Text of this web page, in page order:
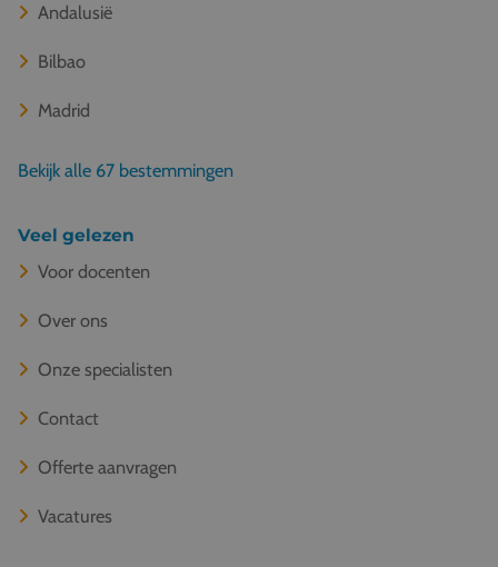
Andalusië
Bilbao
Madrid
Bekijk alle 67 bestemmingen
Veel gelezen
Voor docenten
Over ons
Onze specialisten
Contact
Offerte aanvragen
Vacatures